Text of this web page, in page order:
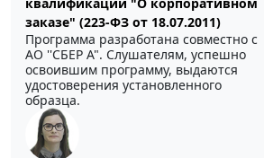
заказе" (223-ФЗ от 18.07.2011)
Программа разработана совместно с
АО ''СБЕР А". Слушателям, успешно
освоившим программу, выдаются
удостоверения установленного
образца.